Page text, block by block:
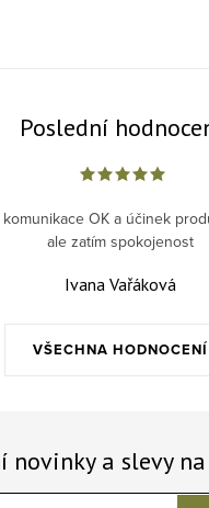
Poslední
VŠECHNA HODNOCENÍ
OK a účinek
ale zatím spokojenost
Ivana Vařáková
novinky a slevy